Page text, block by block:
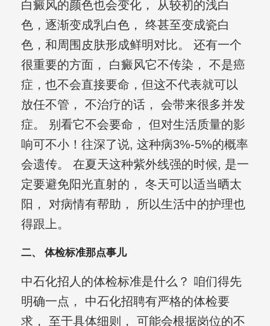
白癜风的颜色也会变化， 从较初的浅白
色，逐渐变成乳白色， 终甚至变成瓷白
色，和周围皮肤形成鲜明对比。 还有一个
很重要的方面， 白癜风它不传染， 不是癌
症，也不会直接要命，但这不代表就可以
放任不管， 不治疗的话， 会带来很多并发
症。 别看它不会要命， 但对生活质量的影
响可不小！往深了说, 这种病3%-5%的概率
会遗传。 在夏天这种紫外线强的时候, 是一
定要避免阳光直射的， 冬天可以适当晒太
阳， 对病情有帮助， 所以生活中的护理也
得跟上。
二、 体检标准那点事儿
中石化招人的体检标准是什么？ 咱们得先
明确一点， 中石化招聘有严格的体检要
求， 至于具体细则， 可能会根据岗位的不